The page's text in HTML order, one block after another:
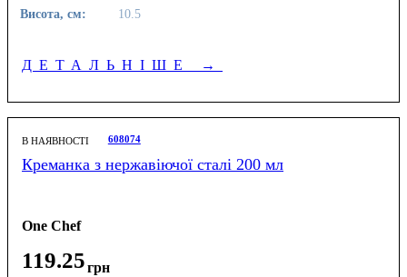
Висота, см:
10.5
ДЕТАЛЬНІШЕ →
В НАЯВНОСТІ 608074
Креманка з нержавіючої сталі 200 мл
One Chef
119.25грн